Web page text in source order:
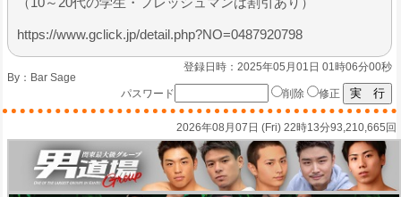
https://www.gclick.jp/detail.php?NO=0487920798
登録日時：2025年05月01日 01時06分00秒
By： Bar Sage
パスワード
削除 修正
2026年08月07日 (Fri) 22時13分93,210,665回